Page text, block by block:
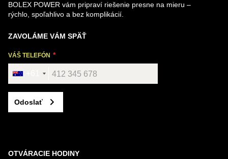
BOLEX POWER vám pripraví riešenie presne na mieru –
rýchlo, spoľahlivo a bez komplikácií.
ZAVOLÁME VÁM SPÄŤ
VÁŠ TELEFÓN
Odoslať
OTVÁRACIE HODINY